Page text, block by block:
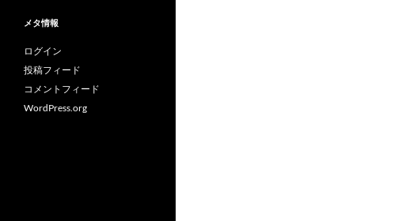
メタ情報
ログイン
投稿フィード
コメントフィード
WordPress.org